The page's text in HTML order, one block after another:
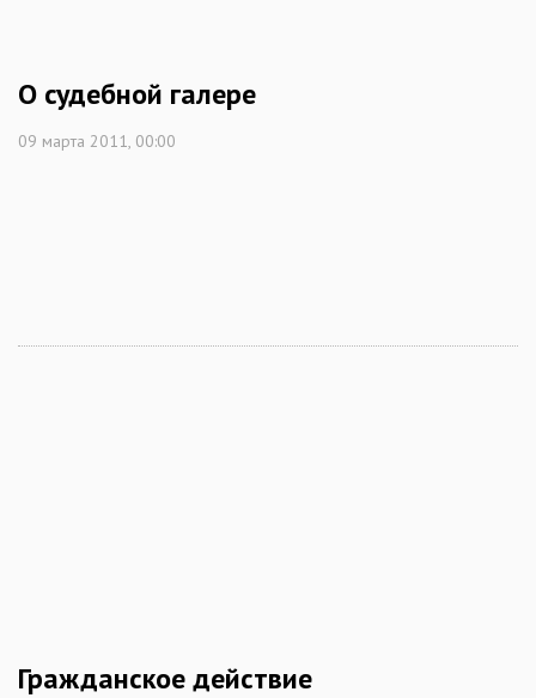
О судебной галере
09 марта 2011, 00:00
Гражданское действие